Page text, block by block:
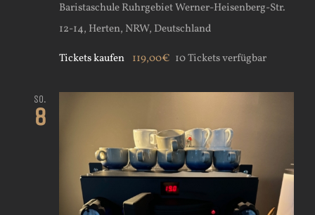
Baristaschule RuhrgebietWerner-Heisenberg-Str.
12-14, Herten, NRW, Deutschland
Tickets kaufen 119,00€ 10 Tickets verfügbar
So.
8